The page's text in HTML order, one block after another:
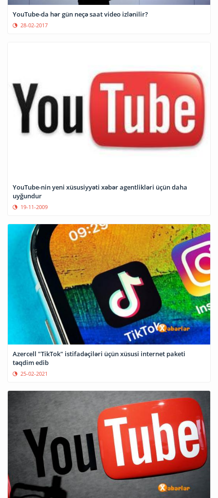
YouTube-da hər gün neçə saat video izlənilir?
28-02-2017
YouTube-nin yeni xüsusiyyəti xəbər agentlikləri üçün daha
uyğundur
19-11-2009
Azercell "TikTok" istifadəçiləri üçün xüsusi internet paketi
təqdim edib
25-02-2021